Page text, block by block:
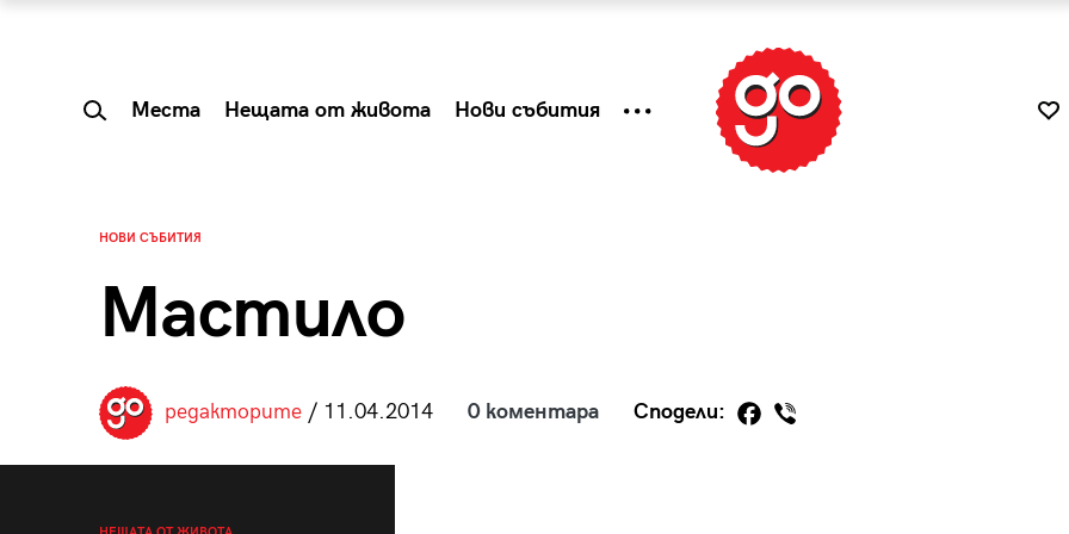
Места Нещата от живота Нови събития
НОВИ СЪБИТИЯ
Мастило
редакторите/ 11.04.2014 0 коментара Сподели: